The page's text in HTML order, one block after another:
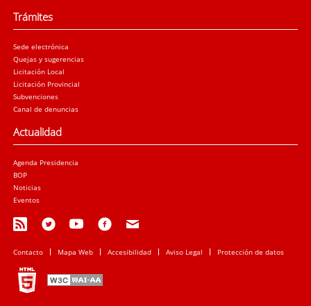
Trámites
Sede electrónica
Quejas y sugerencias
Licitación Local
Licitación Provincial
Subvenciones
Canal de denuncias
Actualidad
Agenda Presidencia
BOP
Noticias
Eventos
Contacto Mapa Web Accesibilidad Aviso Legal Protección de datos